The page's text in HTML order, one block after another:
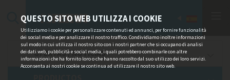
QUESTO SITO WEB UTILIZZA I COOKIE
Utilizziamo i cookie per personalizzare contenuti ed annunci, per fornire funzionalità
dei social media e per analizzare il nostro traffico. Condividiamo inoltre informazioni
sul modo in cui utilizza il nostro sito con i nostri partner che si occupano di analisi
dei dati web, pubblicità e social media, i quali potrebbero combinarle con altre
informazioni che ha fornito loro o che hanno raccolto dal suo utilizzo dei loro servizi.
Acconsenta ai nostri cookie se continua ad utilizzare il nostro sito web.
OFERTAS / NOTICIAS